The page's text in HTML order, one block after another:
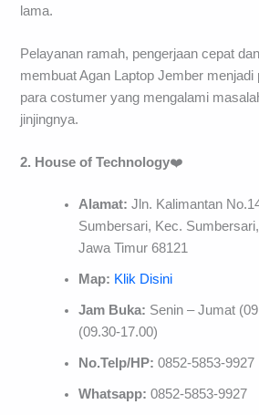
lama.
Pelayanan ramah, pengerjaan cepat
membuat Agan Laptop Jember menjadi
para costumer yang mengalami
jinjingnya.
2. House of Technology❤️
Alamat: Jln. Kalimantan
Sumbersari, Kec.
Jawa Timur 68121
Map: Klik Disini
Jam Buka: Senin – Jumat
(09.30-17.00)
No.Telp/HP: 0852-5853-9927
Whatsapp:0852-5853-9927